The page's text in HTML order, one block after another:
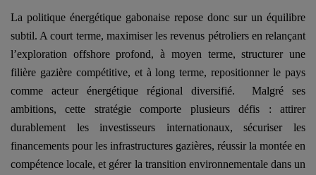
La politique énergétique gabonaise repose donc sur un équilibre
subtil. A court terme, maximiser les revenus pétroliers en relançant
l’exploration offshore profond, à moyen terme, structurer une
filière gazière compétitive, et à long terme, repositionner le pays
comme acteur énergétique régional diversifié. Malgré ses
ambitions, cette stratégie comporte plusieurs défis : attirer
durablement les investisseurs internationaux, sécuriser les
financements pour les infrastructures gazières, réussir la montée en
compétence locale, et gérer la transition environnementale dans un